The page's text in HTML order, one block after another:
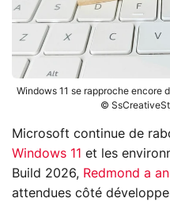
Windows 11 se rapproche encore
©
Microsoft continue de
Windows 11 et les
Build 2026, Redmond a
attendues côté